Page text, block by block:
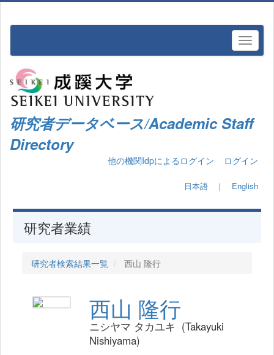
研究者データベース/Academic Staff
Directory
他の機関Idpによるログイン ログイン
日本語 ｜ English
研究者業績
研究者検索結果一覧 西山 隆行
西山 隆行
ニシヤマ タカユキ (Takayuki
Nishiyama)